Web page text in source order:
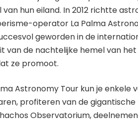
hun eiland. In 2012 richtte
operator La Palma
geworden in de
van de nachtelijke hemel van
ze promoot.
Astronomy Tour kun je enkele
profiteren van de
Observatorium,